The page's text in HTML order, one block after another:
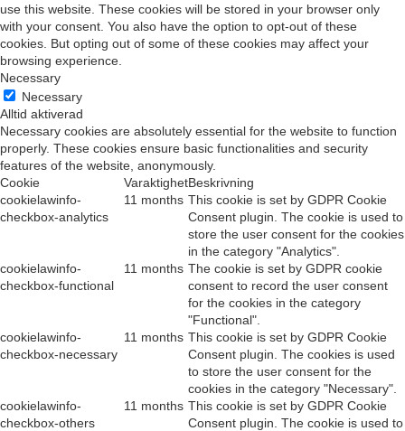
use this website. These cookies will be stored in your browser only
with your consent. You also have the option to opt-out of these
cookies. But opting out of some of these cookies may affect your
browsing experience.
Necessary
Necessary
Alltid aktiverad
Necessary cookies are absolutely essential for the website to function
properly. These cookies ensure basic functionalities and security
features of the website, anonymously.
Cookie
VaraktighetBeskrivning
cookielawinfo-
checkbox-analytics
11 months This cookie is set by GDPR Cookie
Consent plugin. The cookie is used to
store the user consent for the cookies
in the category "Analytics".
cookielawinfo-
checkbox-functional
11 months The cookie is set by GDPR cookie
consent to record the user consent
for the cookies in the category
"Functional".
cookielawinfo-
checkbox-necessary
11 months This cookie is set by GDPR Cookie
Consent plugin. The cookies is used
to store the user consent for the
cookies in the category "Necessary".
cookielawinfo-
checkbox-others
11 months This cookie is set by GDPR Cookie
Consent plugin. The cookie is used to